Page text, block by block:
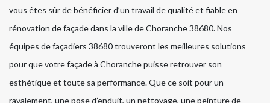
vous êtes sûr de bénéficier d’un travail de qualité et fiable en
rénovation de façade dans la ville de Choranche 38680. Nos
équipes de façadiers 38680 trouveront les meilleures solutions
pour que votre façade à Choranche puisse retrouver son
esthétique et toute sa performance. Que ce soit pour un
ravalement, une pose d’enduit, un nettoyage, une peinture de